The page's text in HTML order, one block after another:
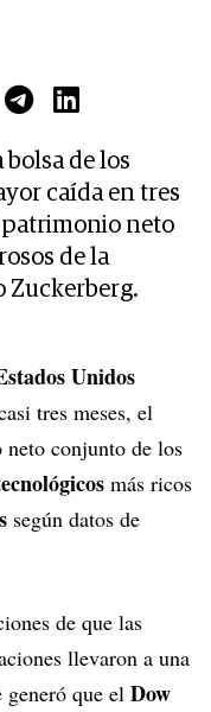
bolsa de los
caída en tres
patrimonio neto
de la
Zuckerberg.
Unidos
tres meses, el
conjunto de los
más ricos
según datos de
de que las
llevaron a una
generó que el Dow